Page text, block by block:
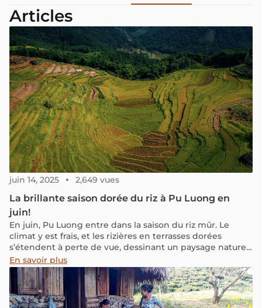
Articles
juin 14, 2025 2,649 vues
La brillante saison dorée du riz à Pu Luong en
juin!
En juin, Pu Luong entre dans la saison du riz mûr. Le
climat y est frais, et les rizières en terrasses dorées
s’étendent à perte de vue, dessinant un paysage naturel
d’une beauté envoûtante.
En savoir plus